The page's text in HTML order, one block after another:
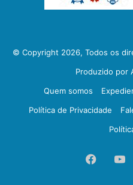
© Copyright 2026, Todos os
Produzido por
Quem somos
Política de Privacidade